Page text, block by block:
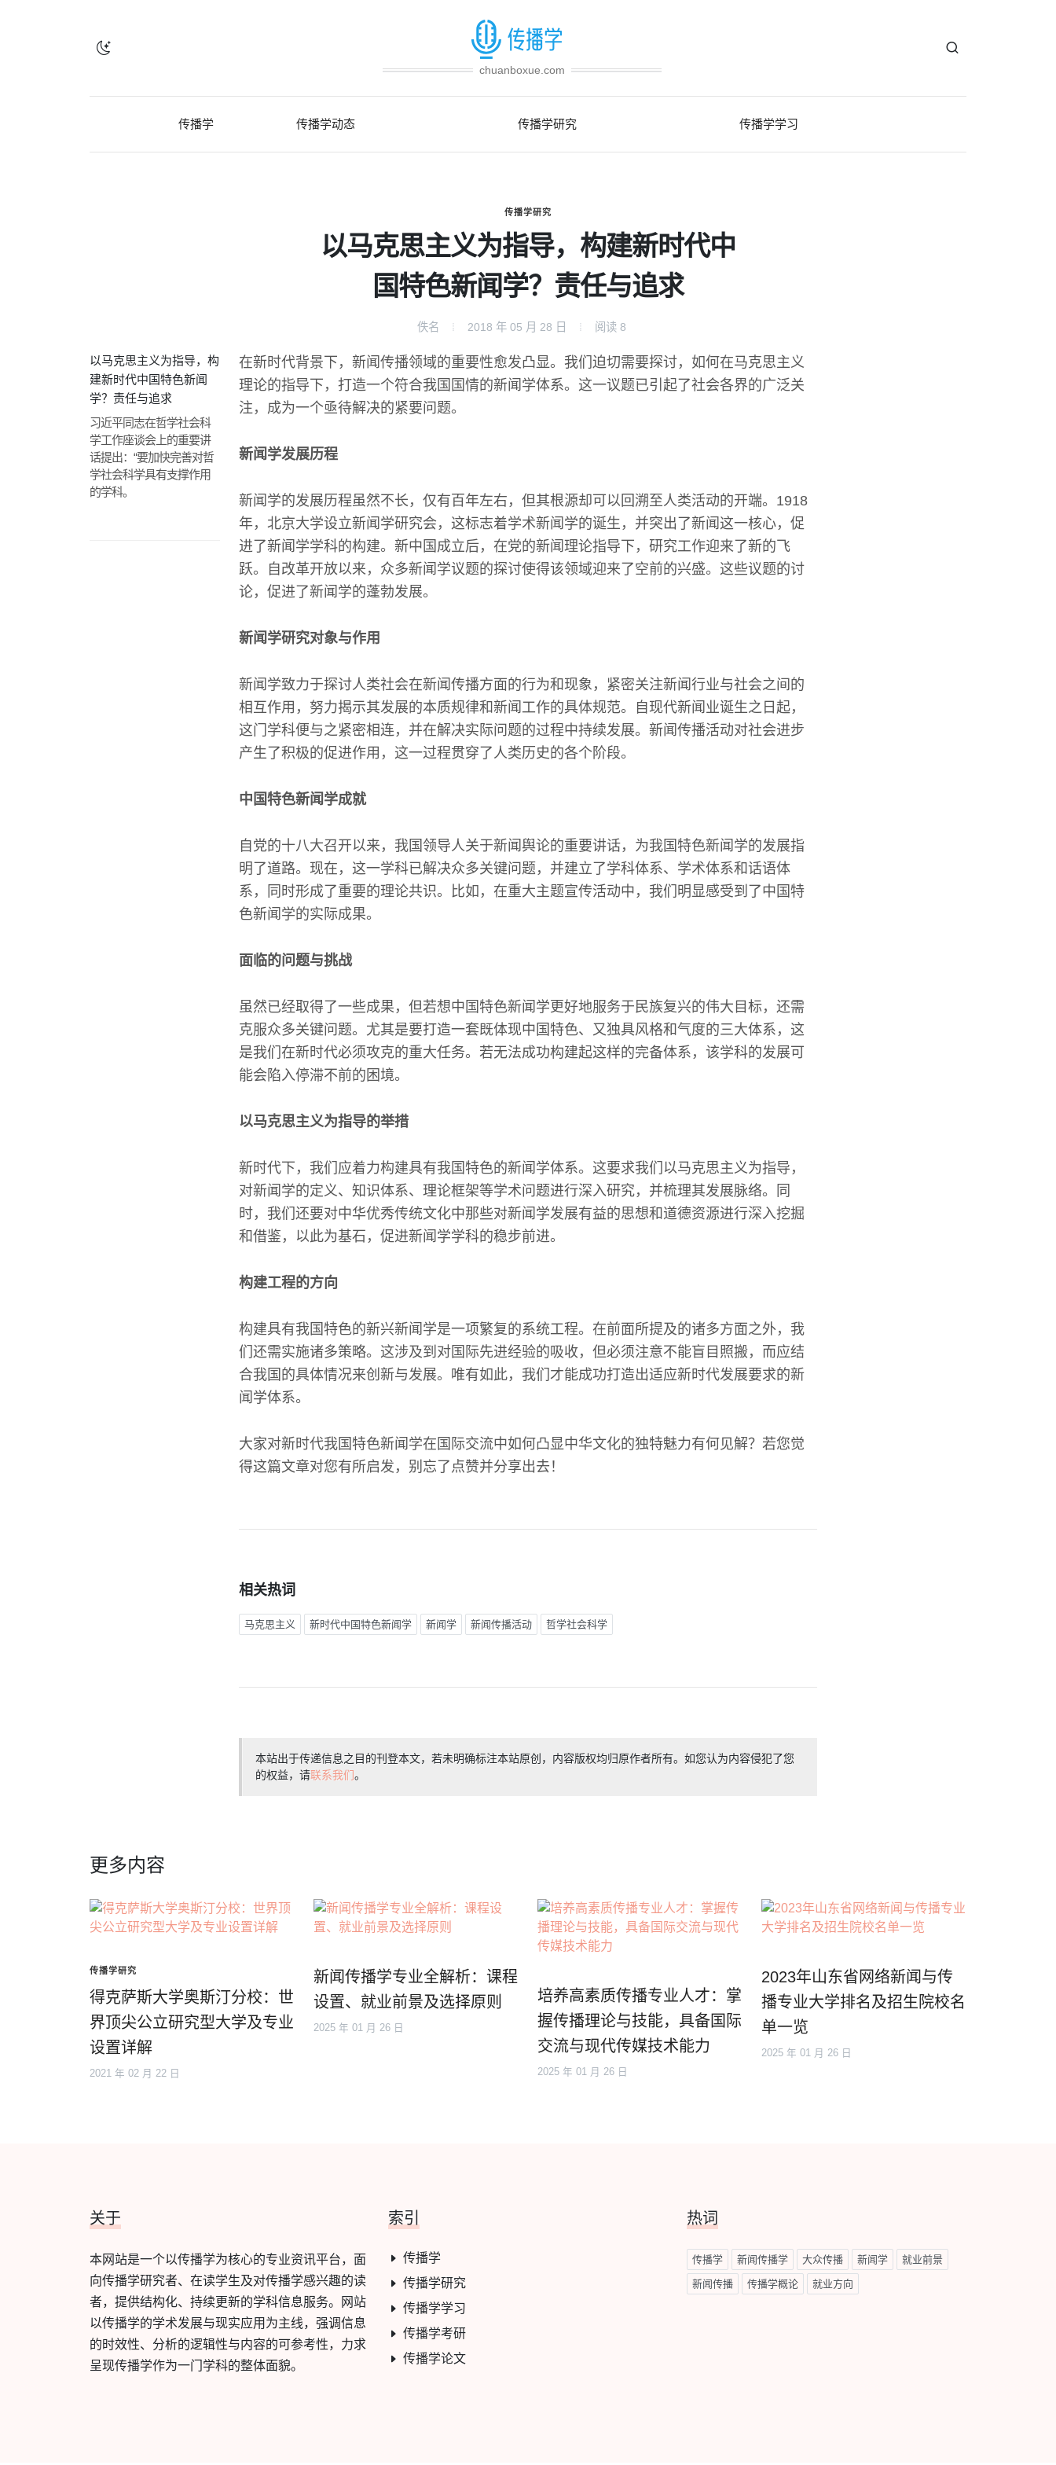
chuanboxue.com
传播学 传播学动态 传播学研究 传播学学习
传播学研究
以马克思主义为指导，构建新时代中
国特色新闻学？责任与追求
佚名 2018 年 05 月 28 日 阅读 8
以马克思主义为指导，构
建新时代中国特色新闻
学？责任与追求
习近平同志在哲学社会科
学工作座谈会上的重要讲
话提出：“要加快完善对哲
学社会科学具有支撑作用
的学科。
在新时代背景下，新闻传播领域的重要性愈发凸显。我们迫切需要探讨，如何在马克思主义
理论的指导下，打造一个符合我国国情的新闻学体系。这一议题已引起了社会各界的广泛关
注，成为一个亟待解决的紧要问题。
新闻学发展历程
新闻学的发展历程虽然不长，仅有百年左右，但其根源却可以回溯至人类活动的开端。1918
年，北京大学设立新闻学研究会，这标志着学术新闻学的诞生，并突出了新闻这一核心，促
进了新闻学学科的构建。新中国成立后，在党的新闻理论指导下，研究工作迎来了新的飞
跃。自改革开放以来，众多新闻学议题的探讨使得该领域迎来了空前的兴盛。这些议题的讨
论，促进了新闻学的蓬勃发展。
新闻学研究对象与作用
新闻学致力于探讨人类社会在新闻传播方面的行为和现象，紧密关注新闻行业与社会之间的
相互作用，努力揭示其发展的本质规律和新闻工作的具体规范。自现代新闻业诞生之日起，
这门学科便与之紧密相连，并在解决实际问题的过程中持续发展。新闻传播活动对社会进步
产生了积极的促进作用，这一过程贯穿了人类历史的各个阶段。
中国特色新闻学成就
自党的十八大召开以来，我国领导人关于新闻舆论的重要讲话，为我国特色新闻学的发展指
明了道路。现在，这一学科已解决众多关键问题，并建立了学科体系、学术体系和话语体
系，同时形成了重要的理论共识。比如，在重大主题宣传活动中，我们明显感受到了中国特
色新闻学的实际成果。
面临的问题与挑战
虽然已经取得了一些成果，但若想中国特色新闻学更好地服务于民族复兴的伟大目标，还需
克服众多关键问题。尤其是要打造一套既体现中国特色、又独具风格和气度的三大体系，这
是我们在新时代必须攻克的重大任务。若无法成功构建起这样的完备体系，该学科的发展可
能会陷入停滞不前的困境。
以马克思主义为指导的举措
新时代下，我们应着力构建具有我国特色的新闻学体系。这要求我们以马克思主义为指导，
对新闻学的定义、知识体系、理论框架等学术问题进行深入研究，并梳理其发展脉络。同
时，我们还要对中华优秀传统文化中那些对新闻学发展有益的思想和道德资源进行深入挖掘
和借鉴，以此为基石，促进新闻学学科的稳步前进。
构建工程的方向
构建具有我国特色的新兴新闻学是一项繁复的系统工程。在前面所提及的诸多方面之外，我
们还需实施诸多策略。这涉及到对国际先进经验的吸收，但必须注意不能盲目照搬，而应结
合我国的具体情况来创新与发展。唯有如此，我们才能成功打造出适应新时代发展要求的新
闻学体系。
大家对新时代我国特色新闻学在国际交流中如何凸显中华文化的独特魅力有何见解？若您觉
得这篇文章对您有所启发，别忘了点赞并分享出去！
相关热词
马克思主义 新时代中国特色新闻学 新闻学 新闻传播活动 哲学社会科学
本站出于传递信息之目的刊登本文，若未明确标注本站原创，内容版权均归原作者所有。如您认为内容侵犯了您
的权益，请联系我们。
更多内容
传播学研究
得克萨斯大学奥斯汀分校：世
界顶尖公立研究型大学及专业
设置详解
2021 年 02 月 22 日
新闻传播学专业全解析：课程
设置、就业前景及选择原则
2025 年 01 月 26 日
培养高素质传播专业人才：掌
握传播理论与技能，具备国际
交流与现代传媒技术能力
2025 年 01 月 26 日
2023年山东省网络新闻与传
播专业大学排名及招生院校名
单一览
2025 年 01 月 26 日
关于
本网站是一个以传播学为核心的专业资讯平台，面
向传播学研究者、在读学生及对传播学感兴趣的读
者，提供结构化、持续更新的学科信息服务。网站
以传播学的学术发展与现实应用为主线，强调信息
的时效性、分析的逻辑性与内容的可参考性，力求
呈现传播学作为一门学科的整体面貌。
索引
传播学
传播学研究
传播学学习
传播学考研
传播学论文
热词
传播学 新闻传播学 大众传播 新闻学 就业前景
新闻传播 传播学概论 就业方向